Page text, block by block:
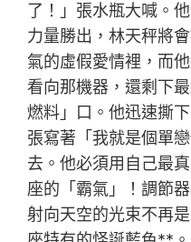
了！」張水瓶大喊。
力量勝出，林天秤將
氣的虛假愛情裡，而
看向那機器，還剩下
燃料」口。他迅速撕
張寫著「我就是個單
去。他必須用自己最
座的「霸氣」！調節
射向天空的光束不再